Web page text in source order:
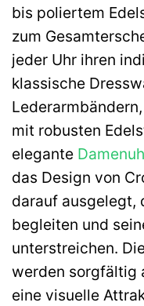
bis poliertem
zum
jeder Uhr ihren
klassische
mit robusten
elegante
das Design von
darauf ausgelegt,
begleiten und
unterstreichen.
werden sorgfältig
eine visuelle